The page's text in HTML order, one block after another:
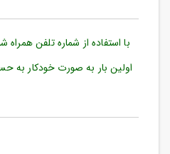
ثبت
بازیابی
رمز
علاقه
با استفاده از شماره تلفن
اولین بار به صورت خودکار به